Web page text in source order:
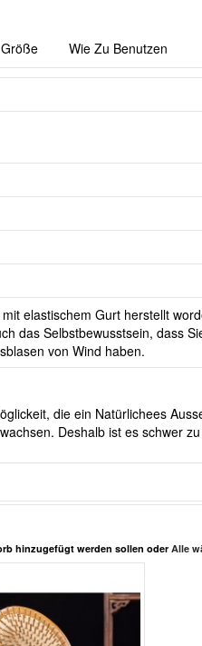
Größe Wie Zu Benutzen
elastischem Gurt herstellt
das Selbstbewusstsein, dass
von Wind haben.
die ein Natürlichees
Deshalb ist es schwer
hinzugefügt werden sollen oderAlle